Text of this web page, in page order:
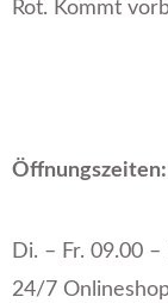
Rot. Kommt
Öffnungszeiten:
Di. – Fr. 09.00
24/7